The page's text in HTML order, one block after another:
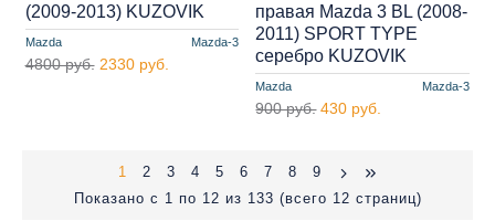
Mazda Mazda-3
(2009-2013) KUZOVIK
4800 руб. 2330 руб.
Mazda Mazda-3
правая Mazda 3 BL (2008-
2011) SPORT TYPE
серебро KUZOVIK
900 руб. 430 руб.
1 2 3 4 5 6 7 8
9
Показано с 1 по 12 из 133 (всего 12 страниц)